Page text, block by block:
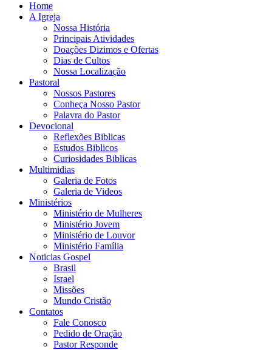
Home
A Igreja
Nossa História
Principais Atividades
Doações Dizimos e Ofertas
Dias de Cultos
Nossa Localização
Pastoral
Nossos Pastores
Conheça Nosso Pastor
Palavra do Pastor
Devocional
Reflexões Biblicas
Estudos Biblicos
Curiosidades Biblicas
Multimidias
Galeria de Fotos
Galeria de Videos
Ministérios
Ministério de Mulheres
Ministério Jovem
Ministério de Louvor
Ministério Família
Noticias Gospel
Brasil
Israel
Missões
Mundo Cristão
Contatos
Fale Conosco
Pedido de Oração
Pastor Responde